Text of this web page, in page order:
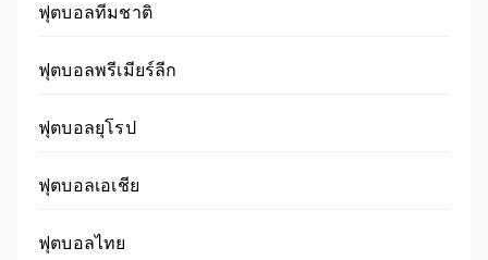
ฟุตบอลทีมชาติ
ฟุตบอลพรีเมียร์ลีก
ฟุตบอลยุโรป
ฟุตบอลเอเชีย
ฟุตบอลไทย